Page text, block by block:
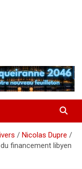
Nicolas Dupre
financement libyen